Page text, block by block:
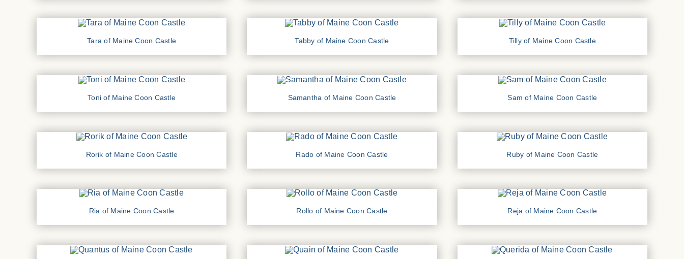
Tara of Maine Coon Castle Tabby of Maine Coon Castle Tilly of Maine Coon Castle
Toni of Maine Coon Castle Samantha of Maine Coon Castle Sam of Maine Coon Castle
Rorik of Maine Coon Castle Rado of Maine Coon Castle Ruby of Maine Coon Castle
Ria of Maine Coon Castle Rollo of Maine Coon Castle Reja of Maine Coon Castle